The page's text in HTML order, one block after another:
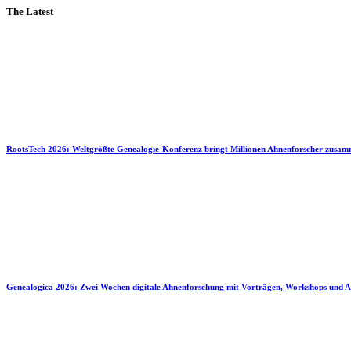
The Latest
RootsTech 2026: Weltgrößte Genealogie-Konferenz bringt Millionen Ahnenforscher
Genealogica 2026: Zwei Wochen digitale Ahnenforschung mit Vorträgen, Workshops und